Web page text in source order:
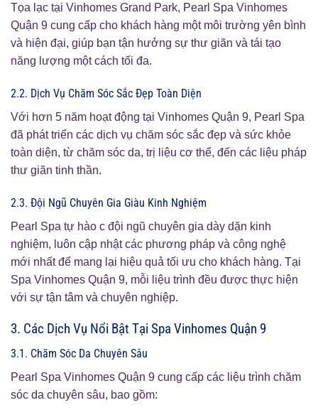
Tọa lạc tại Vinhomes Grand Park, Pearl Spa Vinhomes
Quận 9 cung cấp cho khách hàng một môi trường yên bình
và hiện đại, giúp bạn tận hưởng sự thư giãn và tái tạo
năng lượng một cách tối đa.
2.2. Dịch Vụ Chăm Sóc Sắc Đẹp Toàn Diện
Với hơn 5 năm hoạt động tại Vinhomes Quận 9, Pearl Spa
đã phát triển các dịch vụ chăm sóc sắc đẹp và sức khỏe
toàn diện, từ chăm sóc da, trị liệu cơ thể, đến các liệu pháp
thư giãn tinh thần.
2.3. Đội Ngũ Chuyên Gia Giàu Kinh Nghiệm
Pearl Spa tự hào c đội ngũ chuyên gia dày dặn kinh
nghiệm, luôn cập nhật các phương pháp và công nghệ
mới nhất để mang lại hiệu quả tối ưu cho khách hàng. Tại
Spa Vinhomes Quận 9, mỗi liệu trình đều được thực hiện
với sự tận tâm và chuyên nghiệp.
3. Các Dịch Vụ Nổi Bật Tại Spa Vinhomes Quận 9
3.1. Chăm Sóc Da Chuyên Sâu
Pearl Spa Vinhomes Quận 9 cung cấp các liệu trình chăm
sóc da chuyên sâu, bao gồm: